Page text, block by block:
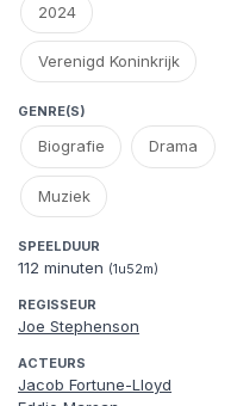
2024
Verenigd Koninkrijk
GENRE(S)
Biografie Drama
Muziek
SPEELDUUR
112 minuten (1u52m)
REGISSEUR
Joe Stephenson
ACTEURS
Jacob Fortune-Lloyd